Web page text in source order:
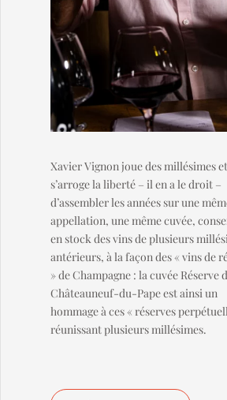
Xavier Vignon joue des millésimes et
s’arroge la liberté – il en a le droit –
d’assembler les années sur une
appellation, une même cuvée,
en stock des vins de plusieurs
antérieurs, à la façon des « vins de
» de Champagne : la cuvée Réserve
Châteauneuf-du-Pape est ainsi un
hommage à ces « réserves
réunissant plusieurs millésimes.